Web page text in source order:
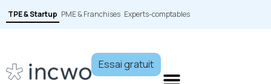
TPE & Startup PME & Franchises Experts-comptables
Essai gratuit